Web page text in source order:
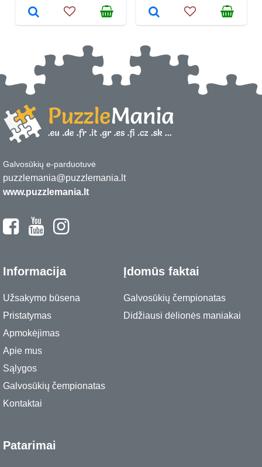
Galvosūkių e-parduotuvė
puzzlemania@puzzlemania.lt
www.puzzlemania.lt
Informacija
Užsakymo būsena
Pristatymas
Apmokėjimas
Apie mus
Sąlygos
Galvosūkių čempionatas
Kontaktai
Įdomūs faktai
Galvosūkių čempionatas
Didžiausi dėlionės maniakai
Patarimai